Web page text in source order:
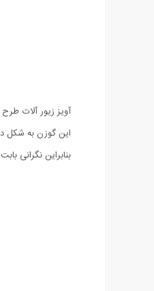
آویز زیور آلات
این گوزن به شکل
بنابراین نگرانی